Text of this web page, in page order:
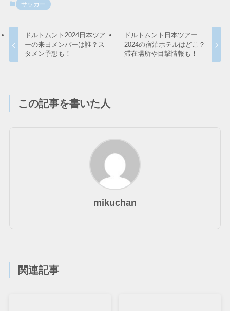
サッカー
ドルトムント2024日本ツア
ーの来日メンバーは誰？ス
タメン予想も！
ドルトムント日本ツアー
2024の宿泊ホテルはどこ？
滞在場所や目撃情報も！
この記事を書いた人
mikuchan
関連記事